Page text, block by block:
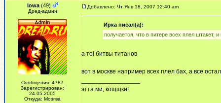
Iowa (49)
Дред-админ
Сообщения: 4787
Зарегистрирован:
24.05.2005
Откуда: Мозгва
Добавлено: Чт Янв 18, 2007 12:40 am
Ирка писал(а):
получается, что в питере всех плел штакет,
а то! битвы титанов
вот в москве например всех плел бах, а все
этта ми, кощщки!